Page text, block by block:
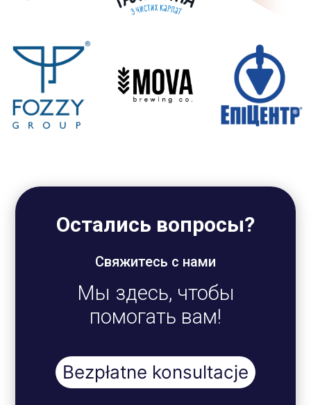
Остались вопросы?
Свяжитесь с нами
Мы здесь, чтобы
помогать вам!
Bezpłatne konsultacje